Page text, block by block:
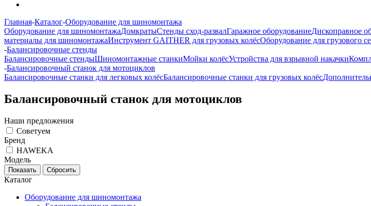
Главная-Каталог-Оборудование для шиномонтажа
Оборудование для шиномонтажаДомкратыСтенды сход-развалГаражное оборудованиеДископравное
материалы для шиномонтажаИнструмент GAITHER для грузовых колёсОборудование для грузового
-Балансировочные стенды
Балансировочные стендыШиномонтажные станкиМойки колёсУстройства для взрывной накачки
-Балансировочный станок для мотоциклов
Балансировочные станки для легковых колёсБалансировочные станки для грузовых колёс
Балансировочный станок для мотоциклов
Наши предложения
Советуем
Бренд
HAWEKA
Модель
Каталог
Оборудование для шиномонтажа